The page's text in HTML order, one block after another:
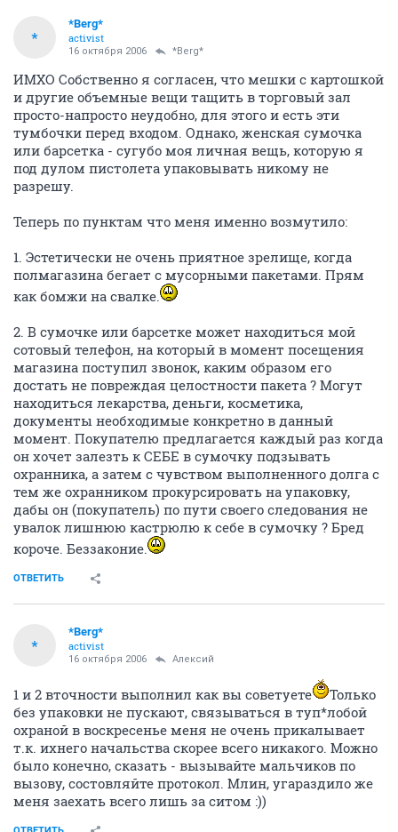
*
*Berg*
activist
16 октября 2006 *Berg*
ИМХО Собственно я согласен, что мешки с картошкой
и другие объемные вещи тащить в торговый зал
просто-напросто неудобно, для этого и есть эти
тумбочки перед входом. Однако, женская сумочка
или барсетка - сугубо моя личная вещь, которую я
под дулом пистолета упаковывать никому не
разрешу.
Теперь по пунктам что меня именно возмутило:
1. Эстетически не очень приятное зрелище, когда
полмагазина бегает с мусорными пакетами. Прям
как бомжи на свалке.
2. В сумочке или барсетке может находиться мой
сотовый телефон, на который в момент посещения
магазина поступил звонок, каким образом его
достать не повреждая целостности пакета ? Могут
находиться лекарства, деньги, косметика,
документы необходимые конкретно в данный
момент. Покупателю предлагается каждый раз когда
он хочет залезть к СЕБЕ в сумочку подзывать
охранника, а затем с чувством выполненного долга с
тем же охранником прокурсировать на упаковку,
дабы он (покупатель) по пути своего следования не
увалок лишнюю кастрюлю к себе в сумочку ? Бред
короче. Беззаконие.
ОТВЕТИТЬ
*
*Berg*
activist
16 октября 2006 Алексий
1 и 2 вточности выполнил как вы советуете
Только
без упаковки не пускают, связываться в туп*лобой
охраной в воскресенье меня не очень прикалывает
т.к. ихнего начальства скорее всего никакого. Можно
было конечно, сказать - вызывайте мальчиков по
вызову, состовляйте протокол. Млин, угараздило же
меня заехать всего лишь за ситом :))